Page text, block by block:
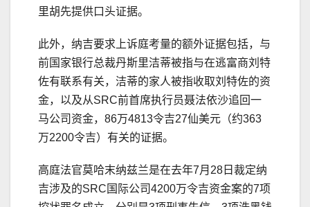
里胡先提供口头证据。
此外，纳吉要求上诉庭考量的额外证据包括，与
前国家银行总裁丹斯里洁蒂被指与在逃富商刘特
佐有联系有关，洁蒂的家人被指收取刘特佐的资
金，以及从SRC前首席执行员聂法依沙追回一
马公司资金，86万4813令吉27仙美元（约363
万2200令吉）有关的证据。
高庭法官莫哈末纳兹兰是在去年7月28日裁定纳
吉涉及的SRC国际公司4200万令吉资金案的7项